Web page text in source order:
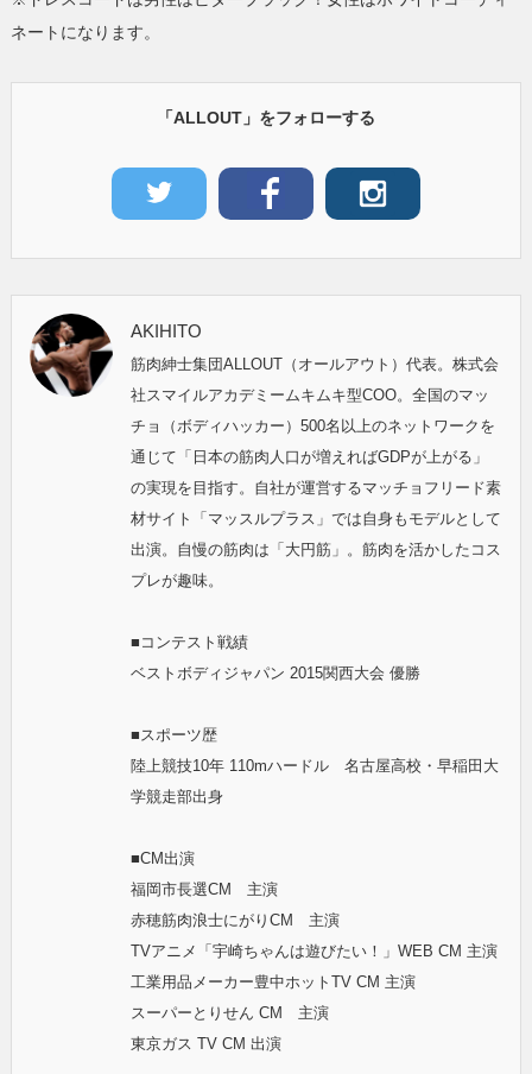
ネートになります。
「ALLOUT」をフォローする
AKIHITO
筋肉紳士集団ALLOUT（オールアウト）代表。株式会
社スマイルアカデミームキムキ型COO。全国のマッ
チョ（ボディハッカー）500名以上のネットワークを
通じて「日本の筋肉人口が増えればGDPが上がる」
の実現を目指す。自社が運営するマッチョフリード素
材サイト「マッスルプラス」では自身もモデルとして
出演。自慢の筋肉は「大円筋」。筋肉を活かしたコス
プレが趣味。
■コンテスト戦績
ベストボディジャパン 2015関西大会 優勝
■スポーツ歴
陸上競技10年 110mハードル 名古屋高校・早稲田大
学競走部出身
■CM出演
福岡市長選CM 主演
赤穂筋肉浪士にがりCM 主演
TVアニメ「宇崎ちゃんは遊びたい！」WEB CM 主演
工業用品メーカー豊中ホットTV CM 主演
スーパーとりせん CM 主演
東京ガス TV CM 出演